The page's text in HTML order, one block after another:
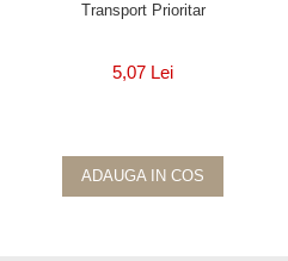
Transport Prioritar
5,07 Lei
ADAUGA IN COS